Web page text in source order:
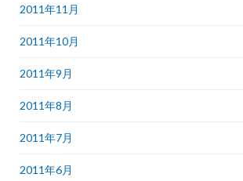
2011年11月
2011年10月
2011年9月
2011年8月
2011年7月
2011年6月